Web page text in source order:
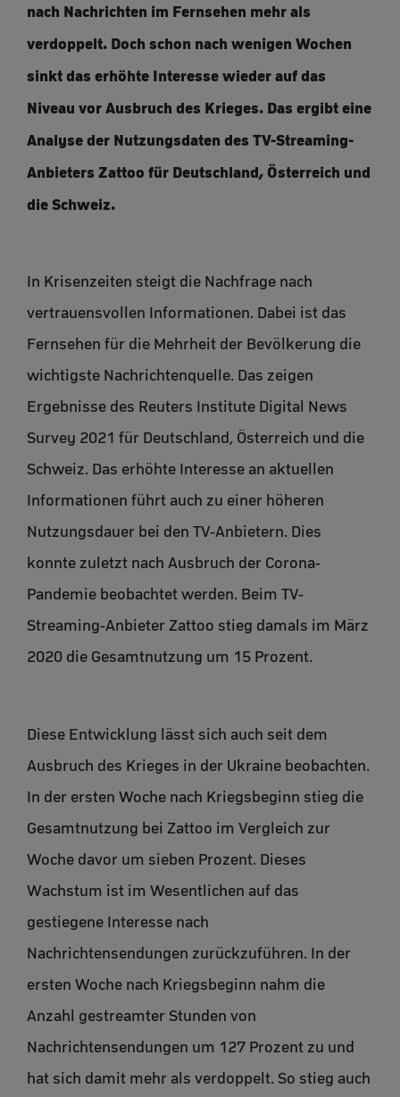
nach Nachrichten im Fernsehen mehr als
verdoppelt. Doch schon nach wenigen Wochen
sinkt das erhöhte Interesse wieder auf das
Niveau vor Ausbruch des Krieges. Das ergibt eine
Analyse der Nutzungsdaten des TV-Streaming-
Anbieters Zattoo für Deutschland, Österreich und
die Schweiz.
In Krisenzeiten steigt die Nachfrage nach
vertrauensvollen Informationen. Dabei ist das
Fernsehen für die Mehrheit der Bevölkerung die
wichtigste Nachrichtenquelle. Das zeigen
Ergebnisse des Reuters Institute Digital News
Survey 2021 für Deutschland, Österreich und die
Schweiz. Das erhöhte Interesse an aktuellen
Informationen führt auch zu einer höheren
Nutzungsdauer bei den TV-Anbietern. Dies
konnte zuletzt nach Ausbruch der Corona-
Pandemie beobachtet werden. Beim TV-
Streaming-Anbieter Zattoo stieg damals im März
2020 die Gesamtnutzung um 15 Prozent.
Diese Entwicklung lässt sich auch seit dem
Ausbruch des Krieges in der Ukraine beobachten.
In der ersten Woche nach Kriegsbeginn stieg die
Gesamtnutzung bei Zattoo im Vergleich zur
Woche davor um sieben Prozent. Dieses
Wachstum ist im Wesentlichen auf das
gestiegene Interesse nach
Nachrichtensendungen zurückzuführen. In der
ersten Woche nach Kriegsbeginn nahm die
Anzahl gestreamter Stunden von
Nachrichtensendungen um 127 Prozent zu und
hat sich damit mehr als verdoppelt. So stieg auch